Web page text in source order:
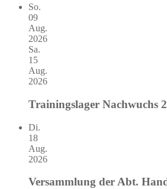
So.
09
Aug.
2026
Sa.
15
Aug.
2026
Trainingslager Nachwuchs
Di.
18
Aug.
2026
Versammlung der Abt.